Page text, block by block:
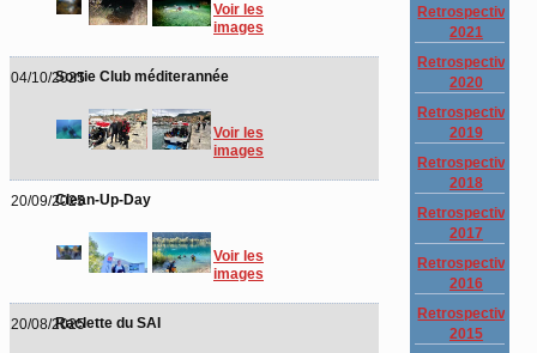
Voir les
images
04/10/2025Sortie Club méditerannée
Voir les
images
20/09/2025Clean-Up-Day
Voir les
images
20/08/2025Raclette du SAI
Retrospective
2021
Retrospective
2020
Retrospective
2019
Retrospective
2018
Retrospective
2017
Retrospective
2016
Retrospective
2015